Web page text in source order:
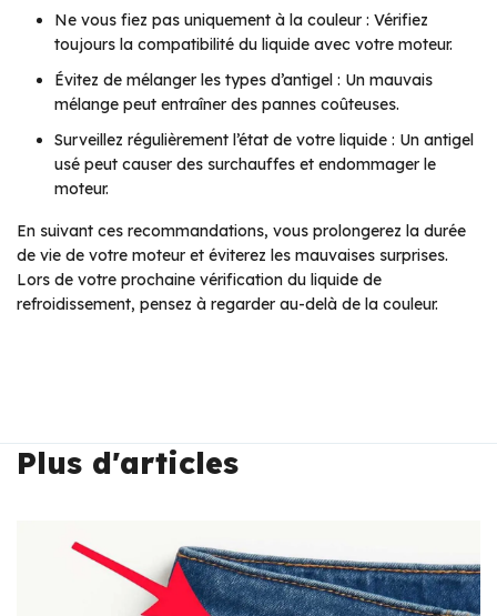
Ne vous fiez pas uniquement à la couleur : Vérifiez
toujours la compatibilité du liquide avec votre moteur.
Évitez de mélanger les types d’antigel : Un mauvais
mélange peut entraîner des pannes coûteuses.
Surveillez régulièrement l’état de votre liquide : Un antigel
usé peut causer des surchauffes et endommager le
moteur.
En suivant ces recommandations, vous prolongerez la durée
de vie de votre moteur et éviterez les mauvaises surprises.
Lors de votre prochaine vérification du liquide de
refroidissement, pensez à regarder au-delà de la couleur.
Plus d'articles